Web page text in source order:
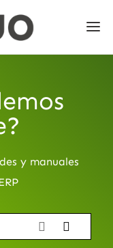
y manuales